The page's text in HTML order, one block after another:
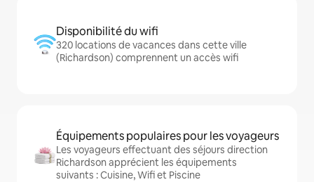
Disponibilité du wifi
320 locations de vacances dans cette ville
(Richardson) comprennent un accès wifi
Équipements populaires pour les voyageurs
Les voyageurs effectuant des séjours direction
Richardson apprécient les équipements
suivants : Cuisine, Wifi et Piscine